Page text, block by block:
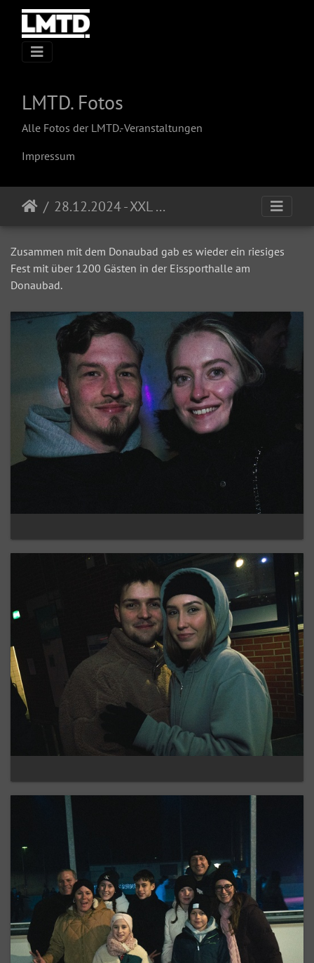
LMTD. Fotos
Alle Fotos der LMTD.-Veranstaltungen
Impressum
28.12.2024 - XXL Eisdisco (LMTD. Edition) @ Donaubad
Zusammen mit dem Donaubad gab es wieder ein riesiges
Fest mit über 1200 Gästen in der Eissporthalle am
Donaubad.